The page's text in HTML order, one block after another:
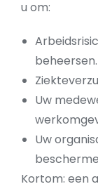
u om:
beheersen.
Uw
Uw
Kortom: een